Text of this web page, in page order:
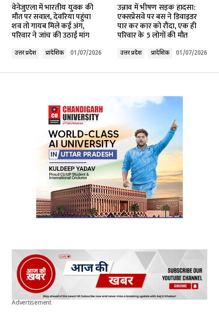
Required fields are marked*
Comment*
Your E-mail*
Submit Comment
वेनेजुएला में भारतीय युवक की
मौत पर सवाल, देवरिया पहुंचा
शव तो गायब मिले कई अंग,
परिवार ने जांच की उठाई मांग
उत्तर प्रदेश प्रादेशिक 01/07/2026
उन्नाव में भीषण सड़क हादसा:
एक्सप्रेसवे पर बस ने डिवाइडर
पार कर कार को रौंदा, एक ही
परिवार के 5 लोगों की मौत
उत्तर प्रदेश प्रादेशिक 01/07/2026
Advertisement